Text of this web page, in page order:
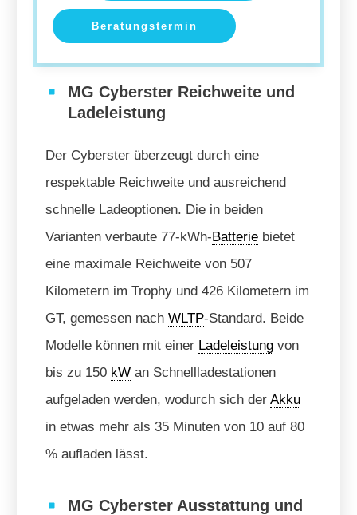
Beratungstermin
MG Cyberster Reichweite und
Ladeleistung
Der Cyberster überzeugt durch eine
respektable Reichweite und ausreichend
schnelle Ladeoptionen. Die in beiden
Varianten verbaute 77-kWh-Batterie bietet
eine maximale Reichweite von 507
Kilometern im Trophy und 426 Kilometern im
GT, gemessen nach WLTP-Standard. Beide
Modelle können mit einer Ladeleistung von
bis zu 150 kW an Schnellladestationen
aufgeladen werden, wodurch sich der Akku
in etwas mehr als 35 Minuten von 10 auf 80
% aufladen lässt.
MG Cyberster Ausstattung und